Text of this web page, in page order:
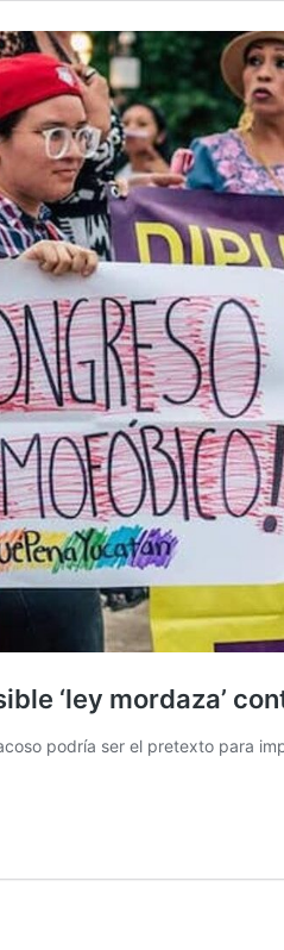
‘ley mordaza’
podría ser el pretexto para